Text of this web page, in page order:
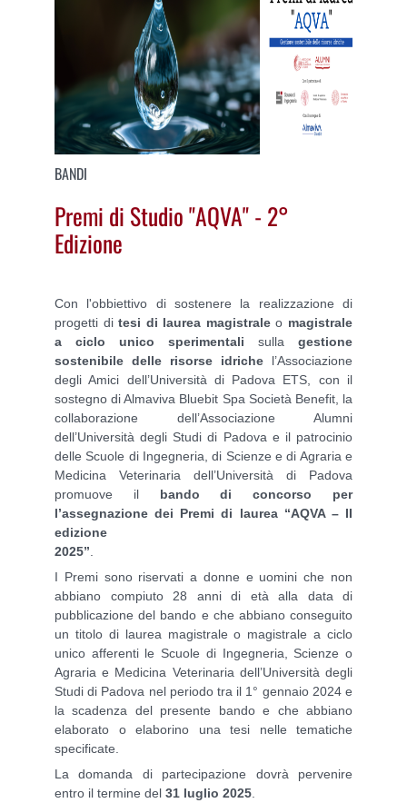
BANDI
Premi di Studio "AQVA" - 2°
Edizione
Con l'obbiettivo di sostenere la realizzazione di
progetti ditesi di laurea magistraleo magistrale
a ciclo unico sperimentali sulla gestione
sostenibile delle risorse idriche l’Associazione
degli Amici dell’Università di Padova ETS, con il
sostegno di Almaviva Bluebit Spa Società Benefit, la
collaborazione dell’Associazione Alumni
dell’Università degli Studi di Padova e il patrocinio
delle Scuole di Ingegneria, di Scienze e di Agraria e
Medicina Veterinaria dell’Università di Padova
promuove il bando di concorso per
l’assegnazione dei Premi di laurea “AQVA – II
edizione
2025”
I Premi sono riservati a donne e uomini che non
abbiano compiuto 28 anni di età alla data di
pubblicazione del bando e che abbiano conseguito
un titolo di laurea magistrale o magistrale a ciclo
unico afferenti le Scuole di Ingegneria, Scienze o
Agraria e Medicina Veterinaria dell’Università degli
Studi di Padova nel periodo tra il 1° gennaio 2024 e
la scadenza del presente bando e che abbiano
elaborato o elaborino una tesi nelle tematiche
specificate.
La domanda di partecipazione dovrà pervenire
entro il termine del 31 luglio 2025